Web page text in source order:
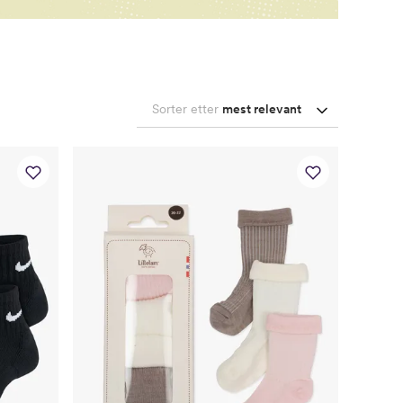
Sorter etter mest relevant